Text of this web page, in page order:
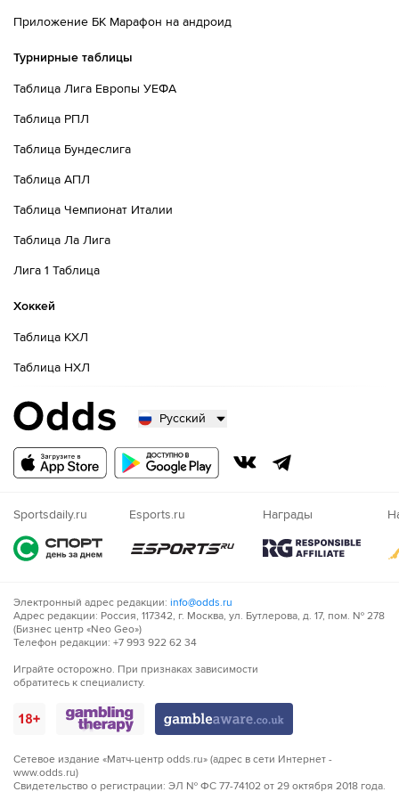
Приложение БК Марафон на андроид
Турнирные таблицы
Таблица Лига Европы УЕФА
Таблица РПЛ
Таблица Бундеслига
Таблица АПЛ
Таблица Чемпионат Италии
Таблица Ла Лига
Лига 1 Таблица
Хоккей
Таблица КХЛ
Таблица НХЛ
Русский
Русский
Nigeria
Sportsdaily.ru Esports.ru Награды
Электронный адрес редакции: info@odds.ru
Адрес редакции: Россия, 117342, г. Москва, ул. Бутлерова, д. 17, пом. № 278
(Бизнес центр «Neo Geo»)
Телефон редакции: +7 993 922 62 34
Играйте осторожно. При признаках зависимости
обратитесь к специалисту.
Сетевое издание «Матч-центр odds.ru» (адрес в сети Интернет -
www.odds.ru)
Свидетельство о регистрации: ЭЛ № ФС 77-74102 от 29 октября 2018 года.